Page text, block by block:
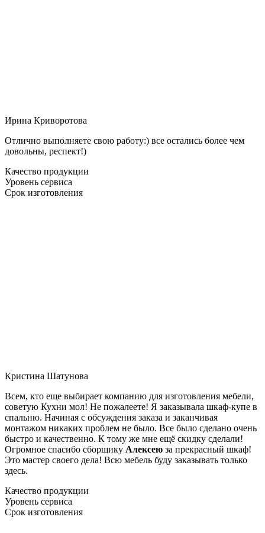
Ирина Криворотова
Отлично выполняете свою работу:) все остались более чем
довольны, респект!)
Качество продукции
Уровень сервиса
Срок изготовления
Кристина Шатунова
Всем, кто еще выбирает компанию для изготовления мебели,
советую Кухни мол! Не пожалеете! Я заказывала шкаф-купе в
спальню. Начиная с обсуждения заказа и заканчивая
монтажом никаких проблем не было. Все было сделано очень
быстро и качественно. К тому же мне ещё скидку сделали!
Огромное спасибо сборщику Алексею за прекрасный шкаф!
Это мастер своего дела! Всю мебель буду заказывать только
здесь.
Качество продукции
Уровень сервиса
Срок изготовления